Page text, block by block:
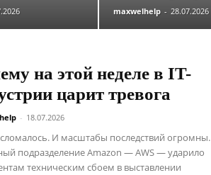
maxwelhelp - 28.07.2026
на этой неделе в IT-
царит тревога
- 18.07.2026
И масштабы последствий огромны.
подразделение Amazon — AWS — ударило
техническим сбоем в выставлении